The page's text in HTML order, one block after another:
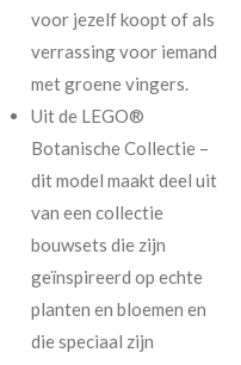
voor jezelf koopt of als
verrassing voor iemand
met groene vingers.
Uit de LEGO®
Botanische Collectie –
dit model maakt deel uit
van een collectie
bouwsets die zijn
geïnspireerd op echte
planten en bloemen en
die speciaal zijn